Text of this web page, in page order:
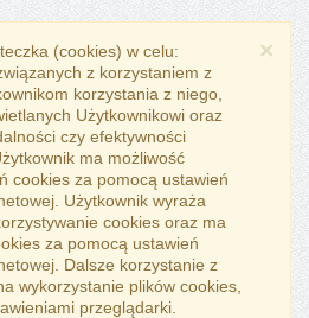
×
(cookies) w celu:
z korzystaniem z
korzystania z niego,
Użytkownikowi oraz
czy efektywności
ma możliwość
cookies za pomocą ustawień
Użytkownik wyraża
cookies oraz ma
za pomocą ustawień
Dalsze korzystanie z
wykorzystanie plików cookies,
przeglądarki.